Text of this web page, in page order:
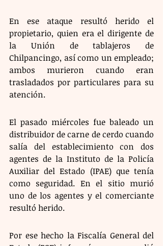
En ese ataque resultó herido el
propietario, quien era el dirigente de
la Unión de tablajeros de
Chilpancingo, así como un empleado;
ambos murieron cuando eran
trasladados por particulares para su
atención.
El pasado miércoles fue baleado un
distribuidor de carne de cerdo cuando
salía del establecimiento con dos
agentes de la Instituto de la Policía
Auxiliar del Estado (IPAE) que tenía
como seguridad. En el sitio murió
uno de los agentes y el comerciante
resultó herido.
Por ese hecho la Fiscalía General del